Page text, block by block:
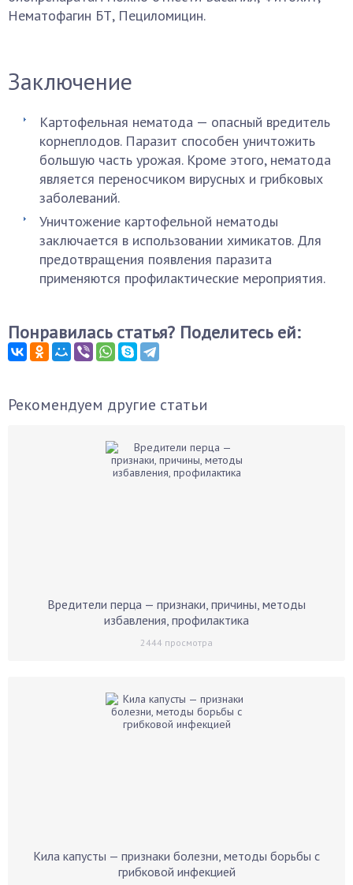
Нематофагин БТ, Пециломицин.
Заключение
Картофельная нематода — опасный вредитель
корнеплодов. Паразит способен уничтожить
большую часть урожая. Кроме этого, нематода
является переносчиком вирусных и грибковых
заболеваний.
Уничтожение картофельной нематоды
заключается в использовании химикатов. Для
предотвращения появления паразита
применяются профилактические мероприятия.
Понравилась статья? Поделитесь ей:
Рекомендуем другие статьи
Вредители перца — признаки, причины, методы
избавления, профилактика
2444 просмотра
Кила капусты — признаки болезни, методы борьбы с
грибковой инфекцией